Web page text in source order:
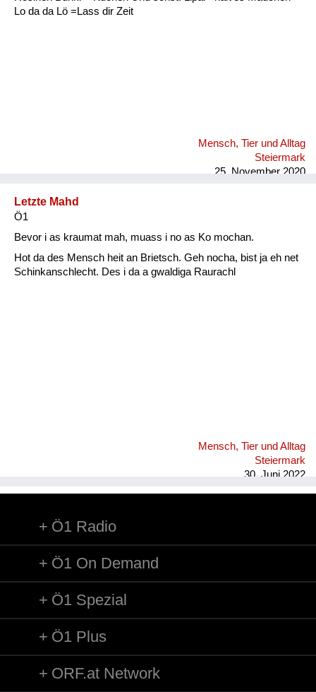
Lo da da Lö =Lass dir Zeit
Mensch, Tier und Alltag
Steiermark
25. November 2020
Letzte Mahd
Ö1
Bevor i as kraumat mah, muass i no as Ko mochan.
Hot da des Mensch heit an Brietsch. Geh nocha, bist ja eh net
Schinkanschlecht. Des i da a gwaldiga Raurachl
Mensch, Tier und Alltag
Steiermark
30. Juni 2022
Ö1 Radio
Ö1 On Demand
Ö1 Spezial
Ö1 Plus
ORF.at Network